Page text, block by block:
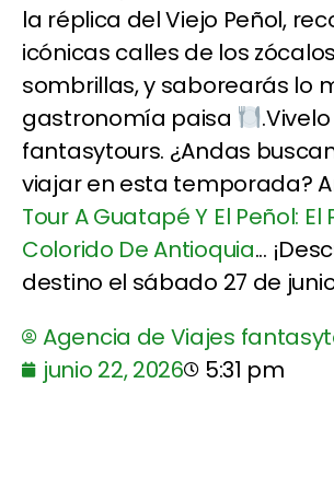
la réplica del Viejo Peñol,
icónicas calles de los
sombrillas, y saborearás lo
gastronomía paisa
fantasytours. ¿Andas
viajar en esta temporada?
Tour A Guatapé Y El Peñol: El
Colorido De Antioquia...
destino el sábado 27 de
Agencia de Viajes
junio 22, 2026
5:31 pm